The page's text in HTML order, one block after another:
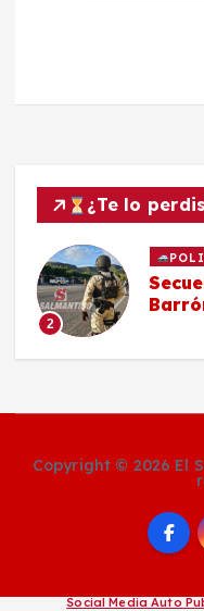
¿Te lo
2
Copyright © 2026 El
Social Media Auto